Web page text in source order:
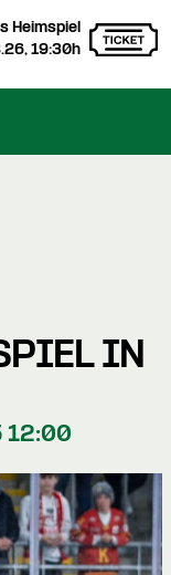
Heimspiel
19:30h
IN
12:00